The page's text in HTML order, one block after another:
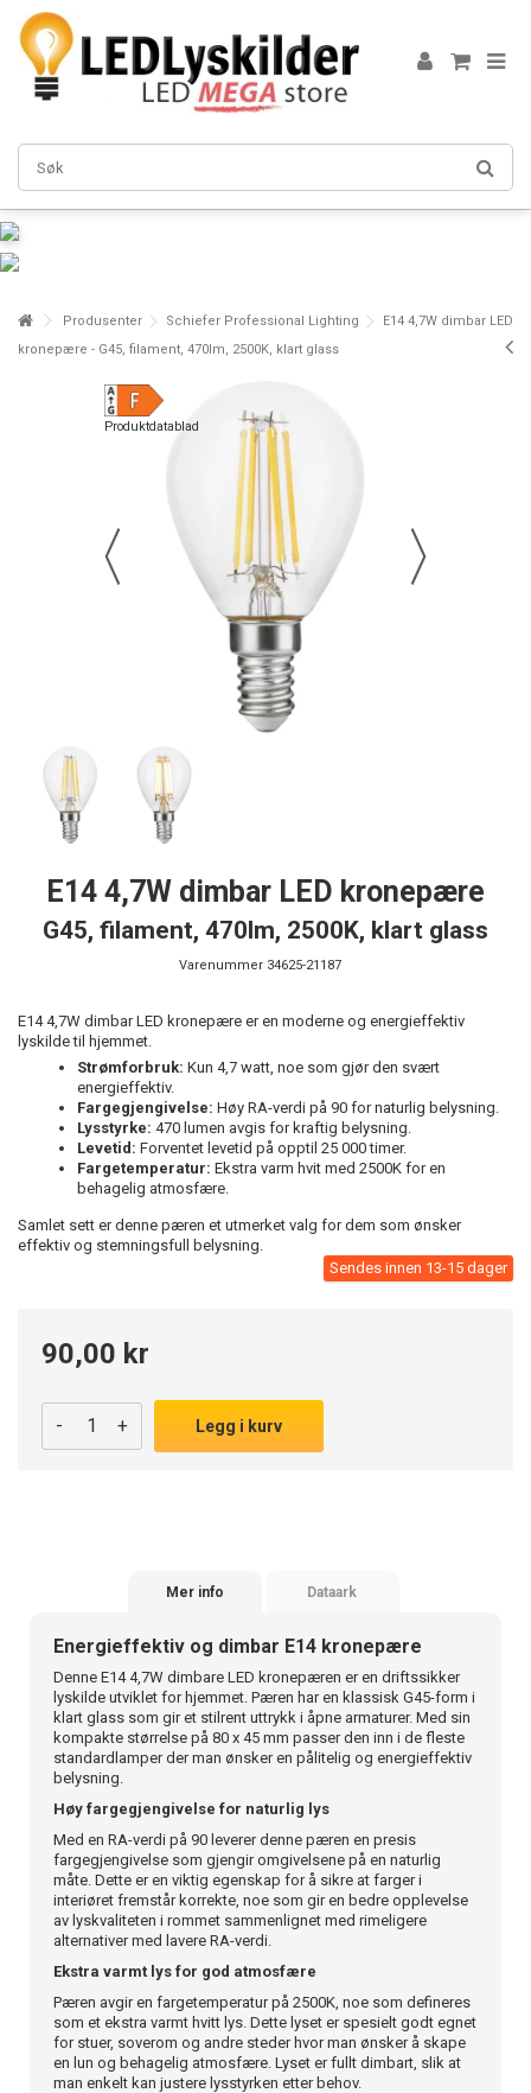
Produsenter Schiefer Professional Lighting
E14 4,7W dimbar LED
kronepære - G45, filament, 470lm, 2500K, klart glass
Produktdatablad
E14 4,7W dimbar LED kronepære
G45, filament, 470lm, 2500K, klart glass
Varenummer 34625-21187
E14 4,7W dimbar LED kronepære er en moderne og energieffektiv
lyskilde til hjemmet.
Strømforbruk: Kun 4,7 watt, noe som gjør den svært
energieffektiv.
Fargegjengivelse: Høy RA-verdi på 90 for naturlig belysning.
Lysstyrke: 470 lumen avgis for kraftig belysning.
Levetid: Forventet levetid på opptil 25 000 timer.
Fargetemperatur: Ekstra varm hvit med 2500K for en
behagelig atmosfære.
Samlet sett er denne pæren et utmerket valg for dem som ønsker
effektiv og stemningsfull belysning.
Sendes innen 13-15 dager
90,00 kr
- + Legg i kurv
Mer info Dataark
Energieffektiv og dimbar E14 kronepære
Denne E14 4,7W dimbare LED kronepæren er en driftssikker
lyskilde utviklet for hjemmet. Pæren har en klassisk G45-form i
klart glass som gir et stilrent uttrykk i åpne armaturer. Med sin
kompakte størrelse på 80 x 45 mm passer den inn i de fleste
standardlamper der man ønsker en pålitelig og energieffektiv
belysning.
Høy fargegjengivelse for naturlig lys
Med en RA-verdi på 90 leverer denne pæren en presis
fargegjengivelse som gjengir omgivelsene på en naturlig
måte. Dette er en viktig egenskap for å sikre at farger i
interiøret fremstår korrekte, noe som gir en bedre opplevelse
av lyskvaliteten i rommet sammenlignet med rimeligere
alternativer med lavere RA-verdi.
Ekstra varmt lys for god atmosfære
Pæren avgir en fargetemperatur på 2500K, noe som defineres
som et ekstra varmt hvitt lys. Dette lyset er spesielt godt egnet
for stuer, soverom og andre steder hvor man ønsker å skape
en lun og behagelig atmosfære. Lyset er fullt dimbart, slik at
man enkelt kan justere lysstyrken etter behov.